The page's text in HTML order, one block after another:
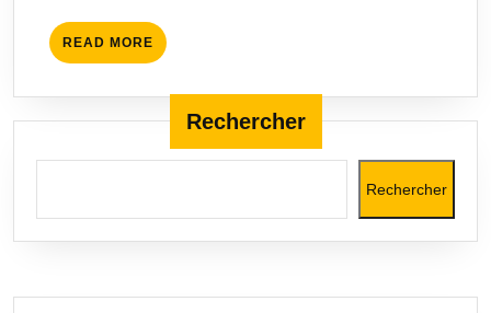
READ MORE READ
MORE
Rechercher
Rechercher